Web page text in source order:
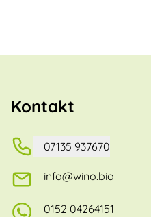
Kontakt
07135 937670
info@wino.bio
0152 04264151